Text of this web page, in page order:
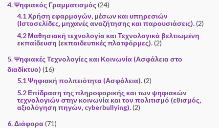
4. Ψηφιακός Γραμματισμός(24)
4.1 Χρήση εφαρμογών, μέσων και υπηρεσιών
(Ιστοσελίδες, μηχανές αναζήτησης και παρουσιάσεις).(2)
4.2 Μαθησιακή τεχνολογία και Τεχνολογικά βελτιωμένη
εκπαίδευση (εκπαιδευτικές πλατφόρμες).(2)
5. Ψηφιακές Τεχνολογίες και Κοινωνία (Ασφάλεια στο
διαδίκτυο) (16)
5.1 Ψηφιακή πολιτειότητα (Ασφάλεια).(2)
5.2 Επίδραση της πληροφορικής και των ψηφιακών
τεχνολογιών στην κοινωνία και τον πολιτισμό (εθισμός,
αξιολόγηση πηγών, cyberbullying).(2)
6. Διάφορα(71)